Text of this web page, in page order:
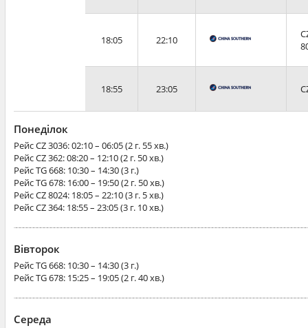
18:05 22:10
18:55 23:05
Понеділок
РейсCZ 3036: 02:10 – 06:05 (2 г. 55 хв.)
РейсCZ 362: 08:20 – 12:10 (2 г. 50 хв.)
РейсTG 668: 10:30 – 14:30 (3 г.)
РейсTG 678: 16:00 – 19:50 (2 г. 50 хв.)
РейсCZ 8024: 18:05 – 22:10 (3 г. 5 хв.)
РейсCZ 364: 18:55 – 23:05 (3 г. 10 хв.)
Вівторок
РейсTG 668: 10:30 – 14:30 (3 г.)
РейсTG 678: 15:25 – 19:05 (2 г. 40 хв.)
Середа